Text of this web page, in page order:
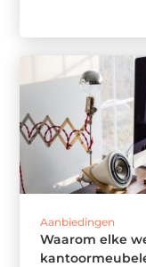
Aanbiedingen
Waarom elke